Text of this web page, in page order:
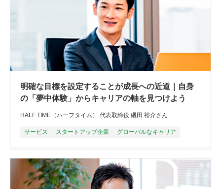
明確な目標を設定することが成長への近道｜自身
の「夢中体験」からキャリアの軸を見つけよう
HALF TIME（ハーフタイム） 代表取締役 磯田 裕介さん
サービス スタートアップ企業 グローバルなキャリア